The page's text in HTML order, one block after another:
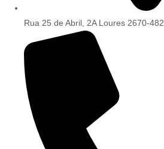
Rua 25 de Abril, 2A Loures 2670-482